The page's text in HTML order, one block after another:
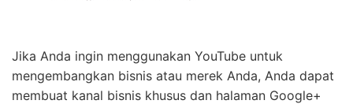
Jika Anda ingin menggunakan YouTube untuk
mengembangkan bisnis atau merek Anda, Anda dapat
membuat kanal bisnis khusus dan halaman Google+